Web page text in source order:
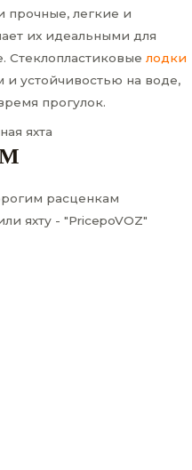
прочные, легкие и
их идеальными для
Стеклопластиковые лодки
и устойчивостью на воде,
прогулок.
расценкам
яхту - "PricepoVOZ"